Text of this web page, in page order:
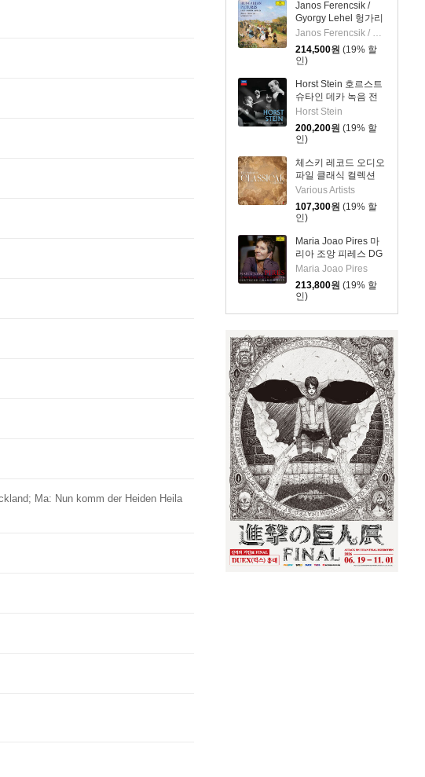
Concertos)
Janos Ferencsik /
Gyorgy Lehel 헝가리
음악 선집
(Hungarian Pictures)
214,500원 (19% 할
인)
Horst Stein 호르스트
슈타인 데카 녹음 전
집 (The Decca
Recordings)
Horst Stein
200,200원 (19% 할
인)
체스키 레코드 오디오
파일 클래식 컬렉션
(The Audiophile
Classical Collection)
[LP]
Various Artists
107,300원 (19% 할
인)
Maria Joao Pires 마
리아 조앙 피레스 DG
녹음 전집 (Complete
Recordings On
Deutsche
Grammophon)
Maria Joao Pires
213,800원 (19% 할
인)
Ma: Nun komm der Heiden Heila